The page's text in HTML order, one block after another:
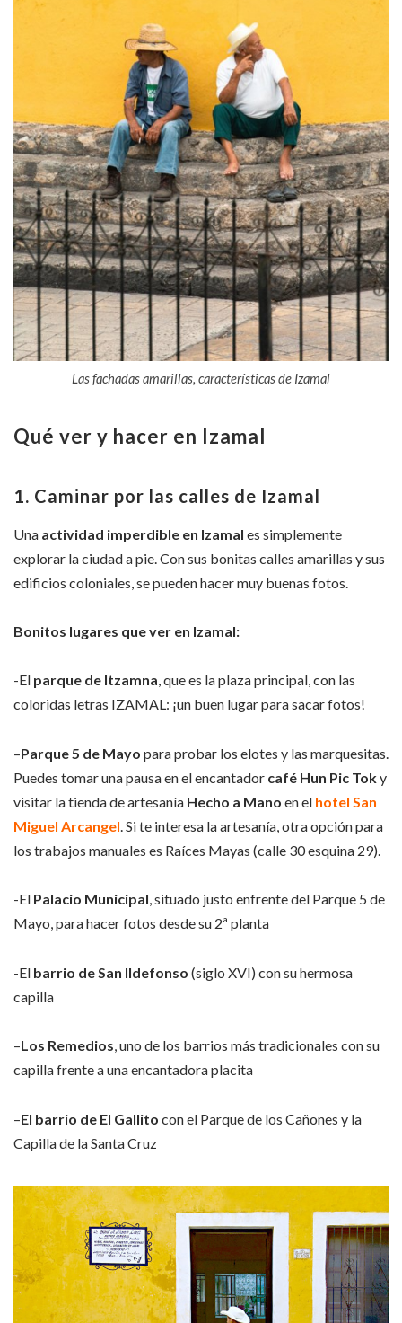
Las fachadas amarillas, características de Izamal
Qué ver y hacer en Izamal
1. Caminar por las calles de Izamal
Una actividad imperdible en Izamal es simplemente
explorar la ciudad a pie. Con sus bonitas calles amarillas y sus
edificios coloniales, se pueden hacer muy buenas fotos.
Bonitos lugares que ver en Izamal:
-El parque de Itzamna, que es la plaza principal, con las
coloridas letras IZAMAL: ¡un buen lugar para sacar fotos!
–Parque 5 de Mayo para probar los elotes y las marquesitas.
Puedes tomar una pausa en el encantador café Hun Pic Toky
visitar la tienda de artesanía Hecho a Mano en el hotel San
Miguel Arcangel. Si te interesa la artesanía, otra opción para
los trabajos manuales es Raíces Mayas (calle 30 esquina 29).
-El Palacio Municipal, situado justo enfrente del Parque 5 de
Mayo, para hacer fotos desde su 2ª planta
-El barrio de San Ildefonso (siglo XVI) con su hermosa
capilla
–Los Remedios, uno de los barrios más tradicionales con su
capilla frente a una encantadora placita
–El barrio de El Gallito con el Parque de los Cañones y la
Capilla de la Santa Cruz